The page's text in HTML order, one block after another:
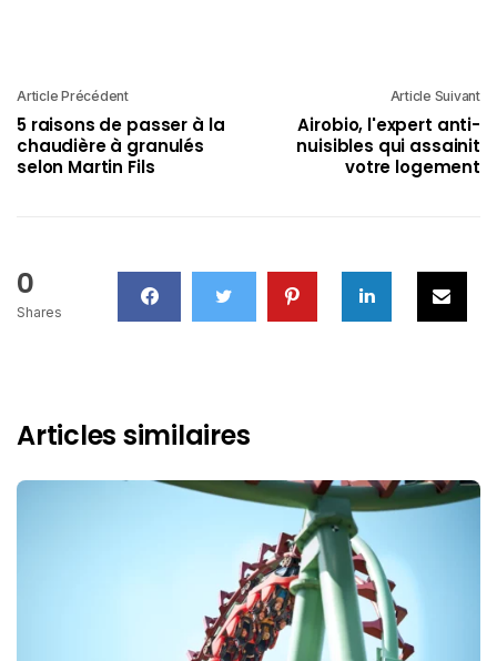
Article Précédent
5 raisons de passer à la
chaudière à granulés
selon Martin Fils
Article Suivant
Airobio, l'expert anti-
nuisibles qui assainit
votre logement
0
Shares
Articles similaires